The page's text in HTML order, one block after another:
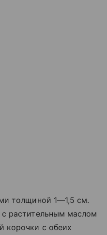
толщиной 1—1,5 см.
растительным маслом
корочки с обеих